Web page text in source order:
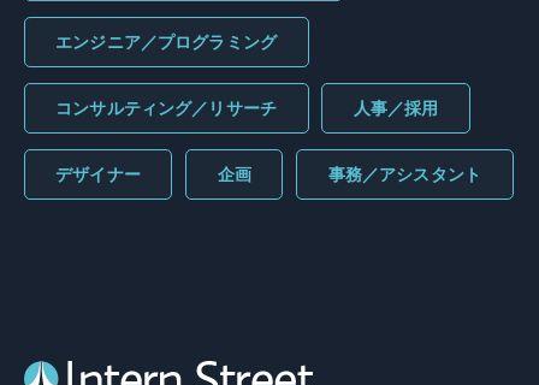
エンジニア／プログラミング
コンサルティング／リサーチ 人事／採用
デザイナー 企画 事務／アシスタント